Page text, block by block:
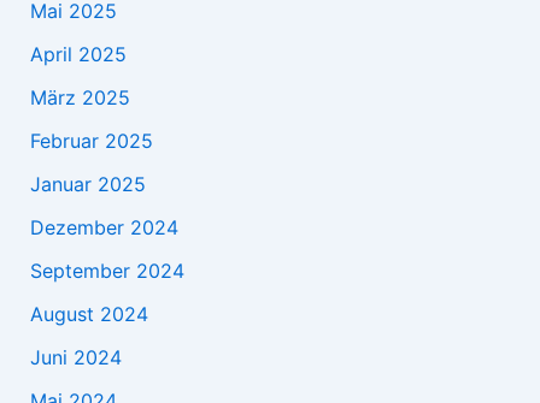
Mai 2025
April 2025
März 2025
Februar 2025
Januar 2025
Dezember 2024
September 2024
August 2024
Juni 2024